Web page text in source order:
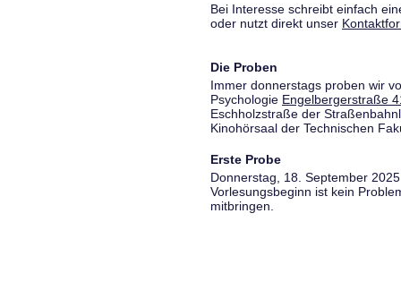
Bei Interesse schreibt einfach
oder nutzt direkt unser
Die Proben
Immer donnerstags proben wir
Psychologie Engelbergerstraße
Eschholzstraße der
Kinohörsaal der Technischen
Erste Probe
Donnerstag, 18. September
Vorlesungsbeginn ist kein
mitbringen.